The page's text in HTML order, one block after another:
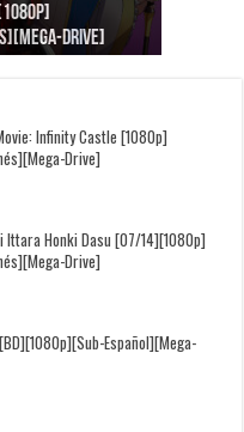
Drive]
[1080p]
Drive]
Drive]
13][BD][1080p]
Drive]
Drive]
Infinity Castle [1080p]
Drive]
Ittara Honki Dasu [07/14][1080p]
Drive]
Español][Mega-